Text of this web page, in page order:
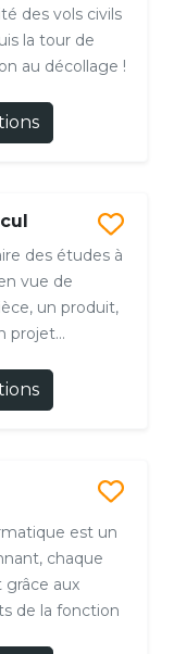
des vols civils
la tour de
au décollage !
des études à
vue de
un produit,
projet...
est un
chaque
aux
de la fonction